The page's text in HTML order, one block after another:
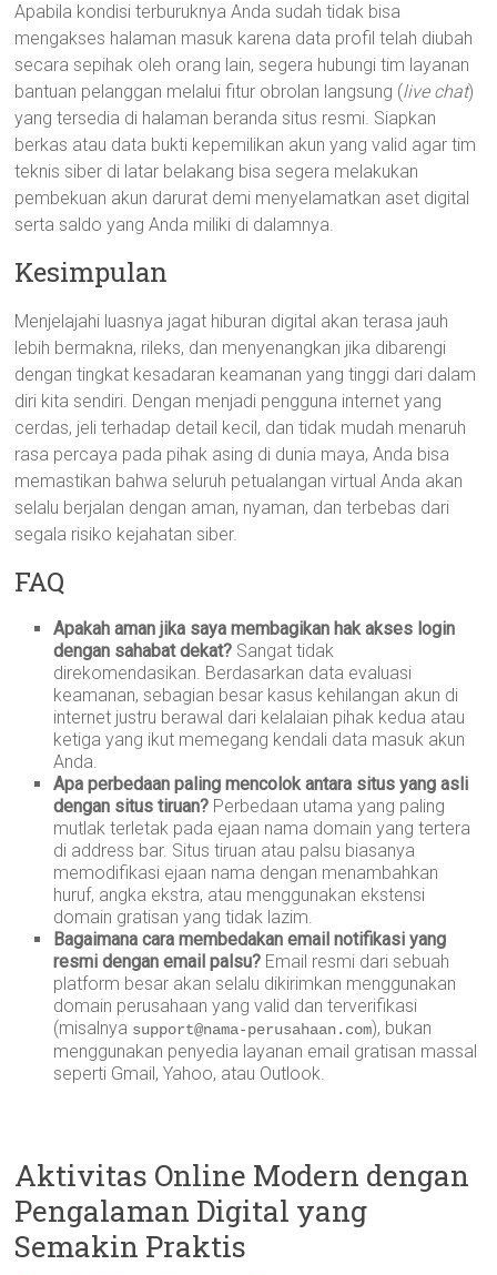
Apabila kondisi terburuknya Anda sudah tidak bisa
mengakses halaman masuk karena data profil telah diubah
secara sepihak oleh orang lain, segera hubungi tim layanan
bantuan pelanggan melalui fitur obrolan langsung (live chat)
yang tersedia di halaman beranda situs resmi. Siapkan
berkas atau data bukti kepemilikan akun yang valid agar tim
teknis siber di latar belakang bisa segera melakukan
pembekuan akun darurat demi menyelamatkan aset digital
serta saldo yang Anda miliki di dalamnya.
Kesimpulan
Menjelajahi luasnya jagat hiburan digital akan terasa jauh
lebih bermakna, rileks, dan menyenangkan jika dibarengi
dengan tingkat kesadaran keamanan yang tinggi dari dalam
diri kita sendiri. Dengan menjadi pengguna internet yang
cerdas, jeli terhadap detail kecil, dan tidak mudah menaruh
rasa percaya pada pihak asing di dunia maya, Anda bisa
memastikan bahwa seluruh petualangan virtual Anda akan
selalu berjalan dengan aman, nyaman, dan terbebas dari
segala risiko kejahatan siber.
FAQ
Apakah aman jika saya membagikan hak akses login
dengan sahabat dekat? Sangat tidak
direkomendasikan. Berdasarkan data evaluasi
keamanan, sebagian besar kasus kehilangan akun di
internet justru berawal dari kelalaian pihak kedua atau
ketiga yang ikut memegang kendali data masuk akun
Anda.
Apa perbedaan paling mencolok antara situs yang asli
dengan situs tiruan? Perbedaan utama yang paling
mutlak terletak pada ejaan nama domain yang tertera
di address bar. Situs tiruan atau palsu biasanya
memodifikasi ejaan nama dengan menambahkan
huruf, angka ekstra, atau menggunakan ekstensi
domain gratisan yang tidak lazim.
Bagaimana cara membedakan email notifikasi yang
resmi dengan email palsu? Email resmi dari sebuah
platform besar akan selalu dikirimkan menggunakan
domain perusahaan yang valid dan terverifikasi
(misalnya support@nama-perusahaan.com), bukan
menggunakan penyedia layanan email gratisan massal
seperti Gmail, Yahoo, atau Outlook.
Aktivitas Online Modern dengan
Pengalaman Digital yang
Semakin Praktis